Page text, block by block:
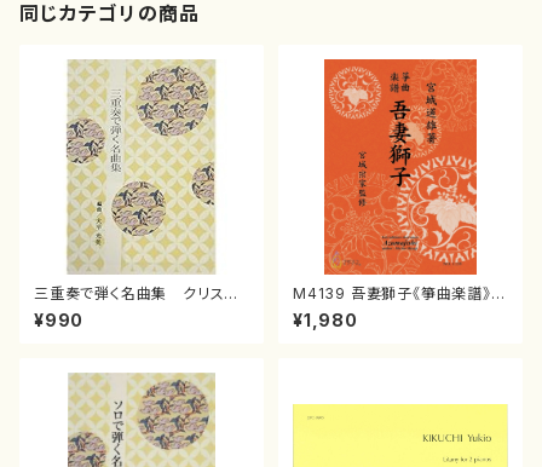
同じカテゴリの商品
三重奏で弾く名曲集 クリスマ
スメドレー( 箏2/大平光美 編
曲/楽譜）
¥990
M4139 吾妻獅子《箏曲楽譜》
（箏/宮城道雄著・宮城宗家監修/
箏曲古典楽譜）
¥1,980